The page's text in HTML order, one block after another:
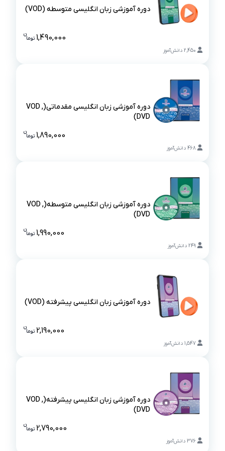
2,450 دانش‌آموز
دوره آموزشی زبان انگلیسی متوسطه (VOD)
دوره آموزشی زبان انگلیسی متوسطه (VOD)
1,490,000 توما
ن
468 دانش‌آموز
دوره آموزشی زبان انگلیسی مقدماتی(VOD , DVD)
دوره آموزشی زبان انگلیسی مقدماتی(VOD ,
DVD)
1,890,000 توما
ن
249 دانش‌آموز
دوره آموزشی زبان انگلیسی متوسطه(VOD , DVD)
دوره آموزشی زبان انگلیسی متوسطه(VOD ,
DVD)
1,990,000 توما
ن
1,547 دانش‌آموز
دوره آموزشی زبان انگلیسی پیشرفته (VOD)
دوره آموزشی زبان انگلیسی پیشرفته (VOD)
2,190,000 توما
ن
376 دانش‌آموز
دوره آموزشی زبان انگلیسی پیشرفته(VOD , DVD)
دوره آموزشی زبان انگلیسی پیشرفته(VOD ,
DVD)
2,790,000 توما
ن